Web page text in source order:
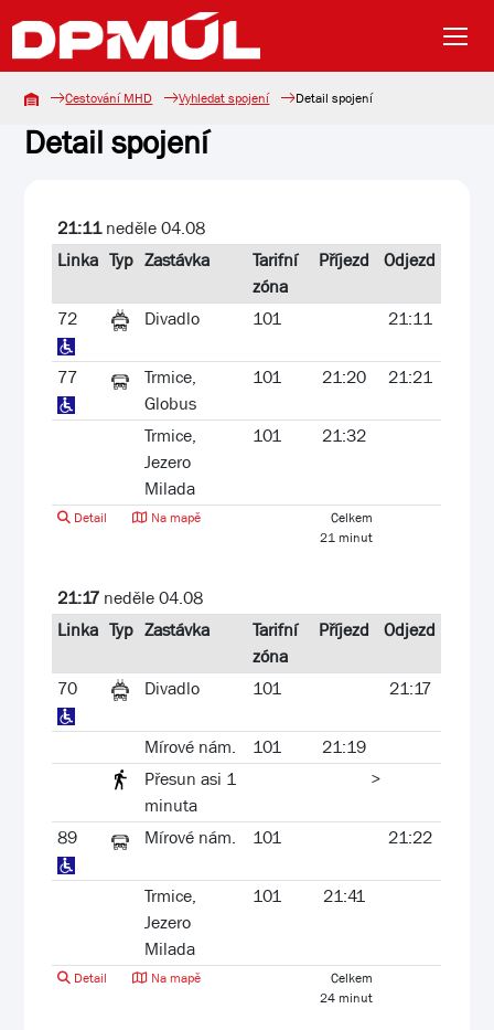
Cestování MHD Vyhledat spojení Detail spojení
Detail spojení
21:11neděle 04.08
Linka Typ Zastávka
Tarifní
zóna
Příjezd Odjezd
72 Divadlo 101 21:11
77
Trmice,
Globus
101 21:20 21:21
Trmice,
Jezero
Milada
101 21:32
Detail Na mapě
Celkem
21 minut
21:17 neděle 04.08
Linka Typ Zastávka
Tarifní
zóna
Příjezd Odjezd
70 Divadlo 101 21:17
Mírové nám. 101
21:19
Přesun asi 1
minuta
>
89 Mírové nám. 101 21:22
Trmice,
Jezero
Milada
101 21:41
Detail Na mapě
Celkem
24 minut